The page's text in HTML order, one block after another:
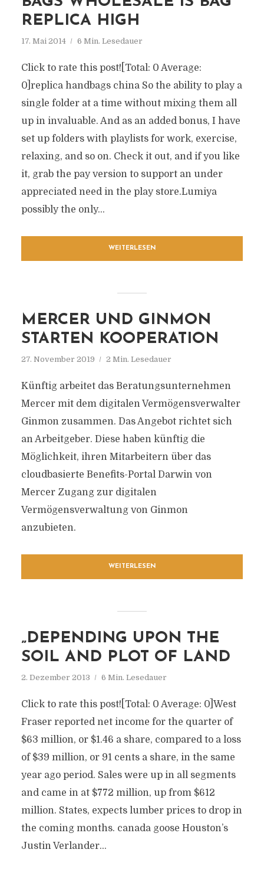
REPLICA HIGH
17. Mai 2014 6 Min. Lesedauer
Click to rate this post![Total: 0 Average:
0]replica handbags china So the ability to play a
single folder at a time without mixing them all
up in invaluable. And as an added bonus, I have
set up folders with playlists for work, exercise,
relaxing, and so on. Check it out, and if you like
it, grab the pay version to support an under
appreciated need in the play store.Lumiya
possibly the only...
WEITERLESEN
MERCER UND GINMON
STARTEN KOOPERATION
27. November 2019 2 Min. Lesedauer
Künftig arbeitet das Beratungsunternehmen
Mercer mit dem digitalen Vermögensverwalter
Ginmon zusammen. Das Angebot richtet sich
an Arbeitgeber. Diese haben künftig die
Möglichkeit, ihren Mitarbeitern über das
cloudbasierte Benefits-Portal Darwin von
Mercer Zugang zur digitalen
Vermögensverwaltung von Ginmon
anzubieten.
WEITERLESEN
„DEPENDING UPON THE
SOIL AND PLOT OF LAND
2. Dezember 2013 6 Min. Lesedauer
Click to rate this post![Total: 0 Average: 0]West
Fraser reported net income for the quarter of
$63 million, or $1.46 a share, compared to a loss
of $39 million, or 91 cents a share, in the same
year ago period. Sales were up in all segments
and came in at $772 million, up from $612
million. States, expects lumber prices to drop in
the coming months. canada goose Houston’s
Justin Verlander...